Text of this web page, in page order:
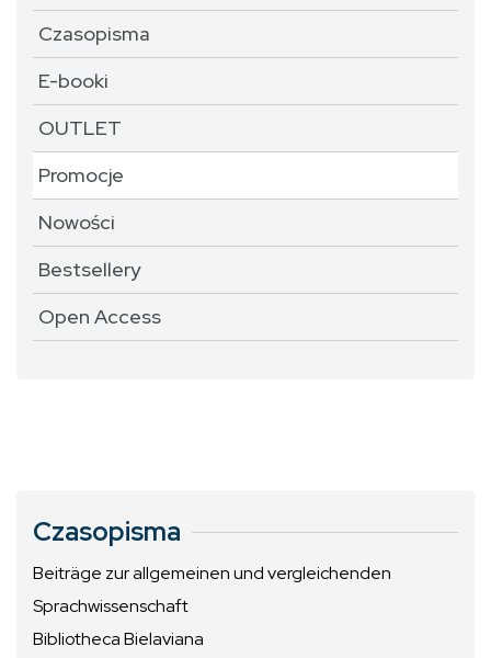
Czasopisma
E-booki
OUTLET
Promocje
Nowości
Bestsellery
Open Access
Czasopisma
Beiträge zur allgemeinen und vergleichenden
Sprachwissenschaft
Bibliotheca Bielaviana